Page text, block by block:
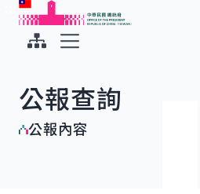
跳到主要內容
中華民國總統府
公報查詢
公報內容